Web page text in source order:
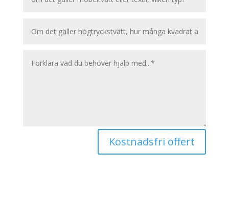
Kostnadsfri offert